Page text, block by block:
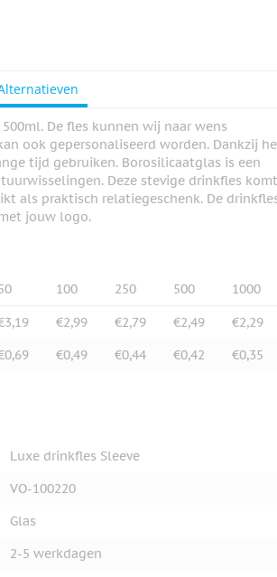
De fles kunnen wij naar wens
ook gepersonaliseerd worden. Dankzij
tijd gebruiken. Borosilicaatglas is een
Deze stevige drinkfles komt
als praktisch relatiegeschenk. De
jouw logo.
100 250 500 1000
€2,99 €2,79 €2,49
€2,29
€0,49 €0,44 €0,42 €0,35
Luxe drinkfles Sleeve
VO-100220
Glas
2-5 werkdagen